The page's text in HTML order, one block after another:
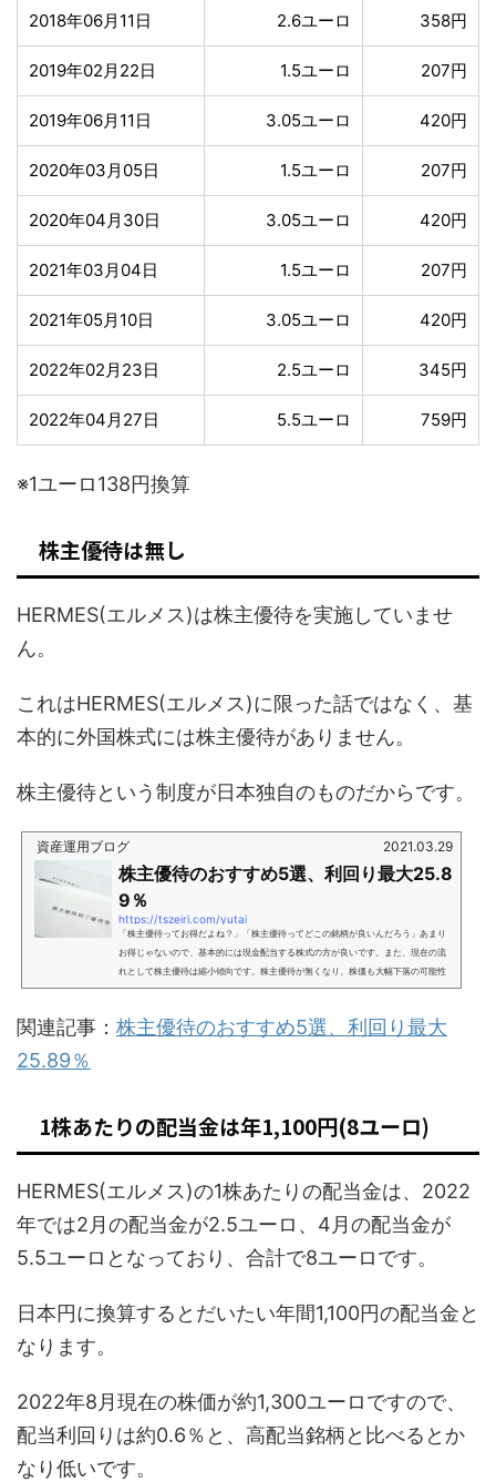
2018年06月11日 2.6ユーロ 358円
2019年02月22日 1.5ユーロ 207円
2019年06月11日 3.05ユーロ 420円
2020年03月05日 1.5ユーロ 207円
2020年04月30日 3.05ユーロ 420円
2021年03月04日 1.5ユーロ 207円
2021年05月10日 3.05ユーロ 420円
2022年02月23日 2.5ユーロ 345円
2022年04月27日 5.5ユーロ 759円
※1ユーロ138円換算
株主優待は無し
HERMES(エルメス)は株主優待を実施していませ
ん。
これはHERMES(エルメス)に限った話ではなく、基
本的に外国株式には株主優待がありません。
株主優待という制度が日本独自のものだからです。
資産運用ブログ 2021.03.29
株主優待のおすすめ5選、利回り最大25.8
9％
https://tszeiri.com/yutai
「株主優待ってお得だよね？」「株主優待ってどこの銘柄が良いんだろう」あまり
お得じゃないので、基本的には現金配当する株式の方が良いです。また、現在の流
れとして株主優待は縮小傾向です。株主優待が無くなり、株価も大幅下落の可能性
があるので気を付けましょう。この記事では、投資家税理士 坂根が解説します。株
家トリドールスシロー高島屋株主優待を含めた利回りは0.7～4%程度。ただし、ヘ
関連記事： 株主優待のおすすめ5選、利回り最大
25.89％
1株あたりの配当金は年1,100円(8ユーロ)
HERMES(エルメス)の1株あたりの配当金は、2022
年では2月の配当金が2.5ユーロ、4月の配当金が
5.5ユーロとなっており、合計で8ユーロです。
日本円に換算するとだいたい年間1,100円の配当金と
なります。
2022年8月現在の株価が約1,300ユーロですので、
配当利回りは約0.6％と、高配当銘柄と比べるとか
なり低いです。